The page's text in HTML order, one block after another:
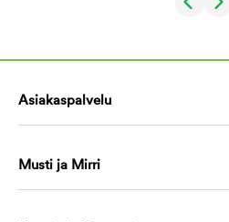
Asiakaspalvelu
Musti ja Mirri